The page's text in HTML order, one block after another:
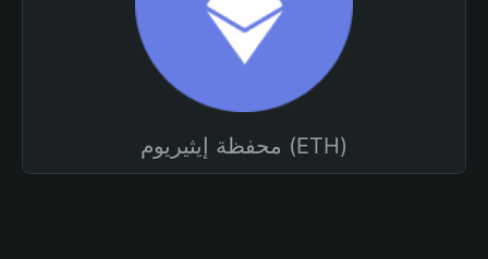
محفظة إيثيريوم (ETH)